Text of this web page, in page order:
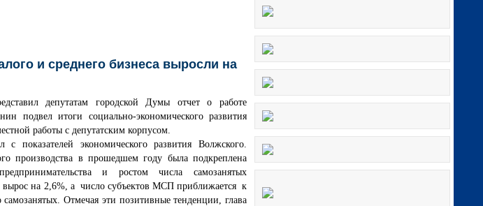
и среднего бизнеса выросли на
депутатам городской Думы отчет о работе
подвел итоги социально-экономического развития
работы с депутатским корпусом.
показателей экономического развития Волжского.
производства в прошедшем году была подкреплена
и ростом числа самозанятых
на 2,6%, а число субъектов МСП приближается к
Отмечая эти позитивные тенденции, глава